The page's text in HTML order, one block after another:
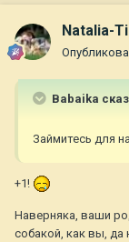
Natalia-
Babaika
Займитесь для
+1!
Наверняка, ваши
собакой, как вы, да